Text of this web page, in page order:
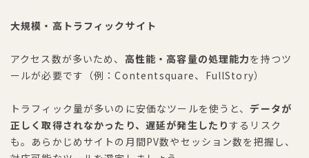
大規模・高トラフィックサイト
アクセス数が多いため、 高性能・高容量の処理能力を持つツ
ールが必要です（例：Contentsquare、FullStory）
トラフィック量が多いのに安価なツールを使うと、データが
正しく取得されなかったり、遅延が発生したりするリスク
も。あらかじめサイトの月間PV数やセッション数を把握し、